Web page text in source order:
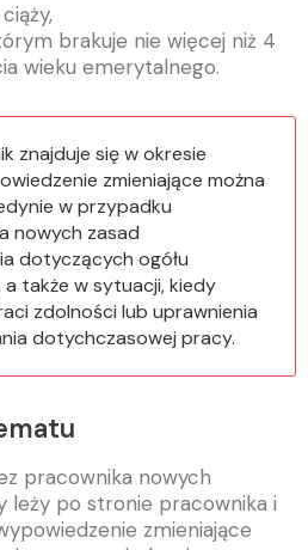
brakuje nie więcej niż 4
wieku emerytalnego.
znajduje się w okresie
zmieniające można
w przypadku
nowych zasad
dotyczących ogółu
także w sytuacji, kiedy
zdolności lub uprawnienia
dotychczasowej pracy.
pracownika nowych
leży po stronie pracownika i
zmieniające